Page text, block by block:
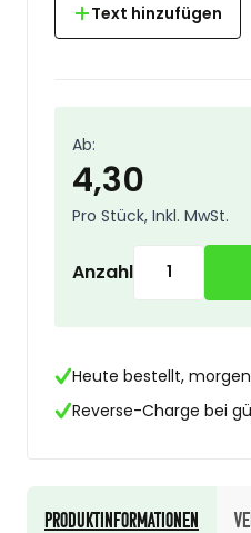
Text hinzufügen
Ab:
4,30
Pro Stück, Inkl. MwSt.
Anzahl
Heute bestellt,
Reverse-Charge bei
Produktinformationen